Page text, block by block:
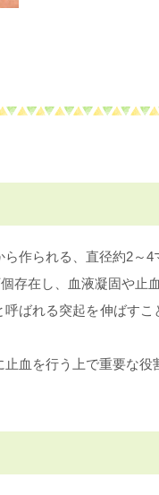
作られる、直径約2～4
存在し、血液凝固や止
ばれる突起を伸ばす
血を行う上で重要な役